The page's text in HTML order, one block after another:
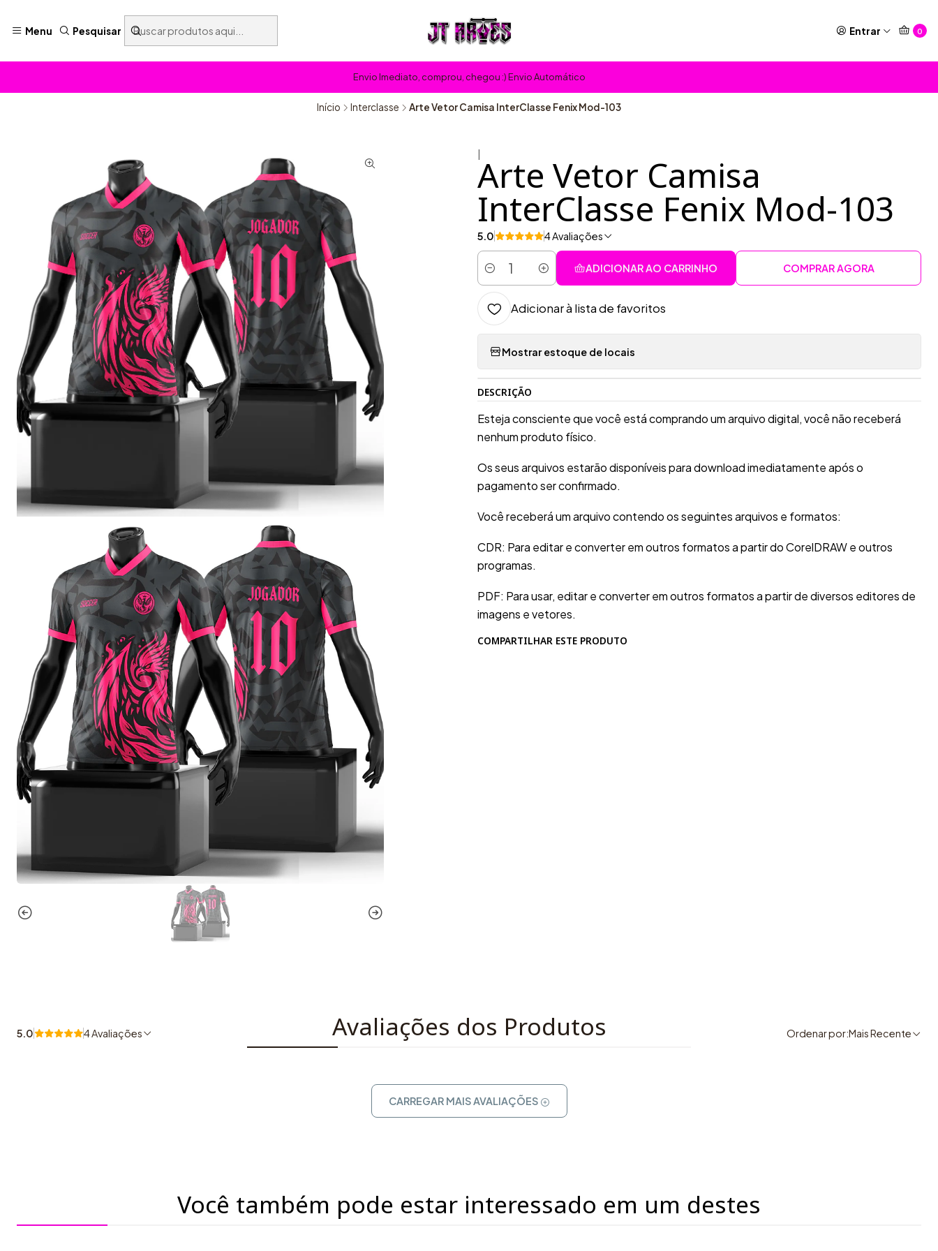
Menu Pesquisar Entrar 0
Envio Imediato, comprou, chegou :) Envio Automático
Início Interclasse Arte Vetor Camisa InterClasse Fenix Mod-103
Arte Vetor Camisa
InterClasse Fenix Mod-103
5.0 4 Avaliações
Quantidade
ADICIONAR AO CARRINHO COMPRAR AGORA
Adicionar à lista de favoritos
Mostrar estoque de locais
DESCRIÇÃO
Esteja consciente que você está comprando um arquivo digital, você não receberá
nenhum produto físico.
Os seus arquivos estarão disponíveis para download imediatamente após o
pagamento ser confirmado.
Você receberá um arquivo contendo os seguintes arquivos e formatos:
CDR: Para editar e converter em outros formatos a partir do CorelDRAW e outros
programas.
PDF: Para usar, editar e converter em outros formatos a partir de diversos editores de
imagens e vetores.
COMPARTILHAR ESTE PRODUTO
Avaliações dos Produtos
5.0 4 Avaliações Ordenar por:Mais Recente
CARREGAR MAIS AVALIAÇÕES
Você também pode estar interessado em um destes